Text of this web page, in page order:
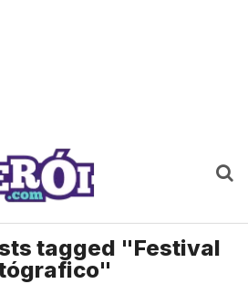
tagged "Festival